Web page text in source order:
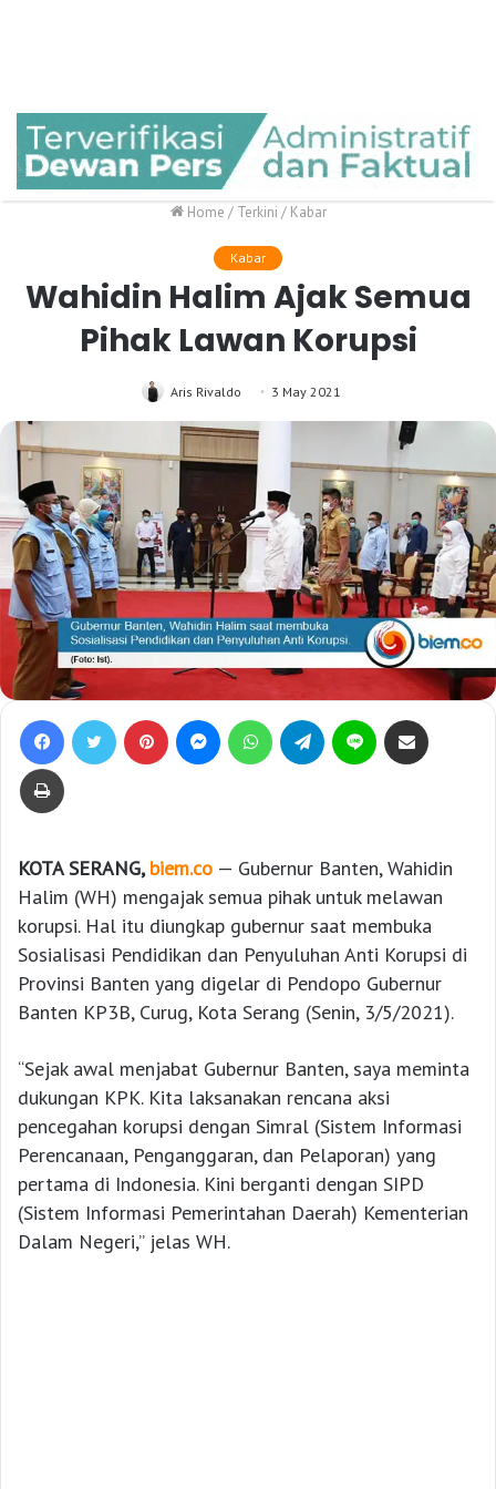
Home / Terkini / Kabar
Kabar
Wahidin Halim Ajak Semua
Pihak Lawan Korupsi
Aris Rivaldo 3 May 2021
KOTA SERANG, biem.co — Gubernur Banten, Wahidin
Halim (WH) mengajak semua pihak untuk melawan
korupsi. Hal itu diungkap gubernur saat membuka
Sosialisasi Pendidikan dan Penyuluhan Anti Korupsi di
Provinsi Banten yang digelar di Pendopo Gubernur
Banten KP3B, Curug, Kota Serang (Senin, 3/5/2021).
“Sejak awal menjabat Gubernur Banten, saya meminta
dukungan KPK. Kita laksanakan rencana aksi
pencegahan korupsi dengan Simral (Sistem Informasi
Perencanaan, Penganggaran, dan Pelaporan) yang
pertama di Indonesia. Kini berganti dengan SIPD
(Sistem Informasi Pemerintahan Daerah) Kementerian
Dalam Negeri,” jelas WH.